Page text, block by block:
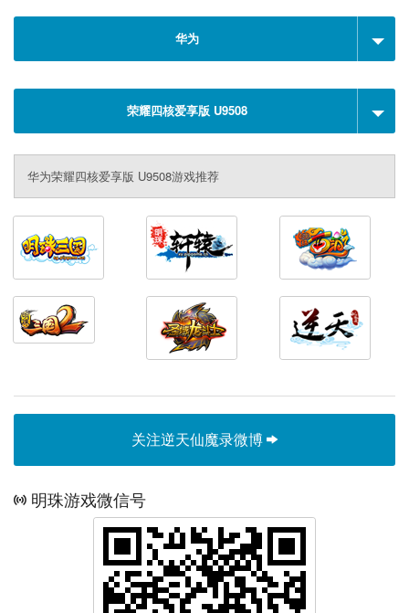
华为
荣耀四核爱享版 U9508
华为荣耀四核爱享版 U9508游戏推荐
关注逆天仙魔录微博
明珠游戏微信号